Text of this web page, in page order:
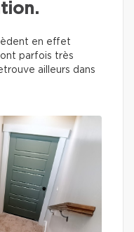
en effet
parfois très
ailleurs dans